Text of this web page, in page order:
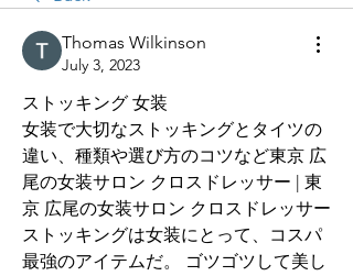
Thomas Wilkinson
July 3, 2023
ストッキング 女装
女装で大切なストッキングとタイツの
違い、種類や選び方のコツなど東京 広
尾の女装サロン クロスドレッサー | 東
京 広尾の女装サロン クロスドレッサー
ストッキングは女装にとって、コスパ
最強のアイテムだ。 ゴツゴツして美し